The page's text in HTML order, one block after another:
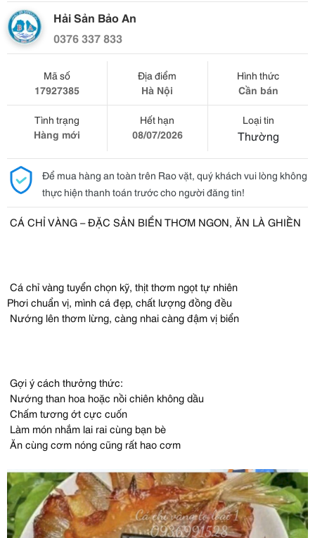
Hải Sản Bảo An
0376 337 833
Mã số
17927385
Địa điểm
Hà Nội
Hình thức
Cần bán
Tình trạng
Hàng mới
Hết hạn
08/07/2026
Loại tin
Thường
Để mua hàng an toàn trên Rao vặt, quý khách vui lòng không
thực hiện thanh toán trước cho người đăng tin!
CÁ CHỈ VÀNG – ĐẶC SẢN BIỂN THƠM NGON, ĂN LÀ GHIỀN
Cá chỉ vàng tuyển chọn kỹ, thịt thơm ngọt tự nhiên
Phơi chuẩn vị, mình cá đẹp, chất lượng đồng đều
Nướng lên thơm lừng, càng nhai càng đậm vị biển
Gợi ý cách thưởng thức:
Nướng than hoa hoặc nồi chiên không dầu
Chấm tương ớt cực cuốn
Làm món nhắm lai rai cùng bạn bè
Ăn cùng cơm nóng cũng rất hao cơm